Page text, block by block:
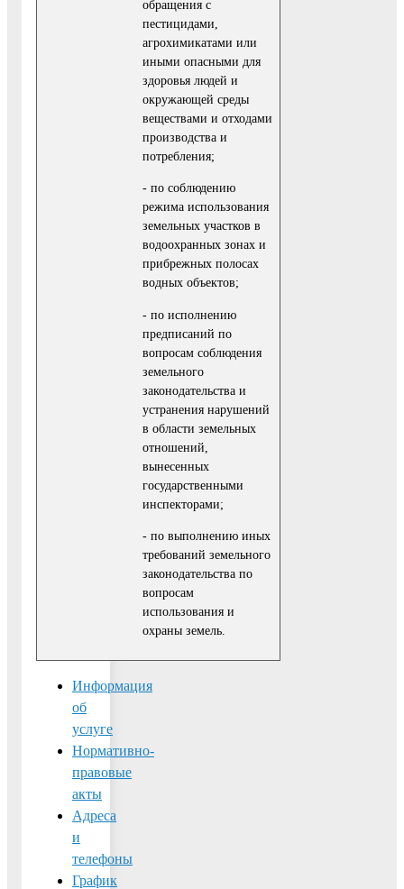
обращения с
пестицидами,
агрохимикатами или
иными опасными для
здоровья людей и
окружающей среды
веществами и отходами
производства и
потребления;
- по соблюдению
режима использования
земельных участков в
водоохранных зонах и
прибрежных полосах
водных объектов;
- по исполнению
предписаний по
вопросам соблюдения
земельного
законодательства и
устранения нарушений
в области земельных
отношений,
вынесенных
государственными
инспекторами;
- по выполнению иных
требований земельного
законодательства по
вопросам
использования и
охраны земель.
Информация
об
услуге
Нормативно-
правовые
акты
Адреса
и
телефоны
График